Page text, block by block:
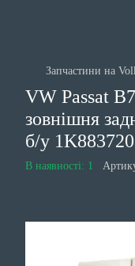
Запчастини на
VW Passat
зовнішня
б/у
В наявності: 1